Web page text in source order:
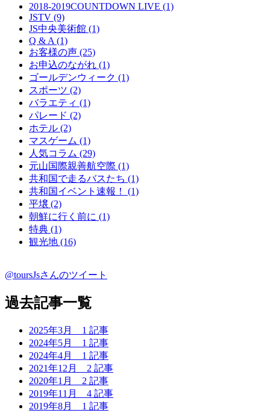
2018-2019COUNTDOWN LIVE (1)
JSTV (9)
JS中央美術館 (1)
Q & A (1)
お客様の声 (25)
お申込のながれ (1)
ゴールデンウィーク (1)
スポーツ (2)
バラエティ (1)
パレード (2)
ホテル (2)
マスゲーム (1)
人気コラム (29)
元山国際親善航空際 (1)
共和国で走るバスたち (1)
共和国イベント速報！ (1)
平壌 (2)
朝鮮に行く前に (1)
特典 (1)
観光地 (16)
@toursJsさんのツイート
過去記事一覧
2025年3月 1 記事
2024年5月 1 記事
2024年4月 1 記事
2021年12月 2 記事
2020年1月 2 記事
2019年11月 4 記事
2019年8月 1 記事